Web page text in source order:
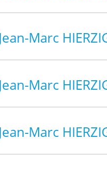
Jean-Marc
Jean-Marc
Jean-Marc